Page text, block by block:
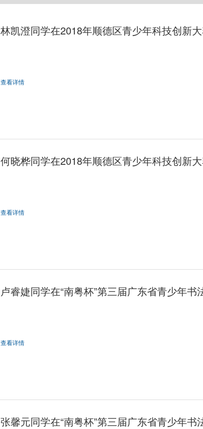
林凯澄同学在2018年顺德区青少年科技创新
查看详情
何晓桦同学在2018年顺德区青少年科技创新
查看详情
卢睿婕同学在“南粤杯”第三届广东省青少年
查看详情
张馨元同学在“南粤杯”第三届广东省青少年